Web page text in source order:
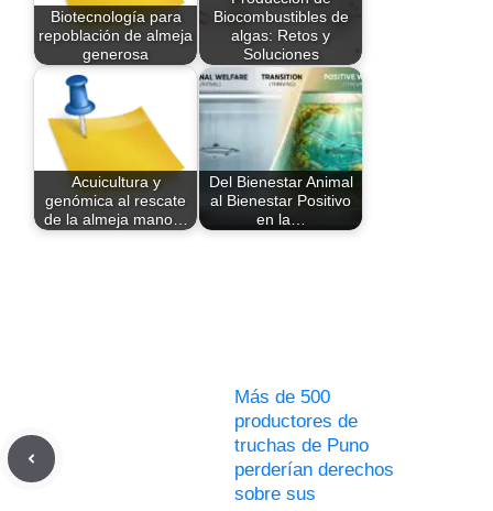
Biotecnología para
repoblación de almeja
generosa
Biocombustibles de
algas: Retos y
Soluciones
Acuicultura y
genómica al rescate
de la almeja mano…
Del Bienestar Animal
al Bienestar Positivo
en la…
Más de 500
productores de
truchas de Puno
perderían derechos
sobre sus